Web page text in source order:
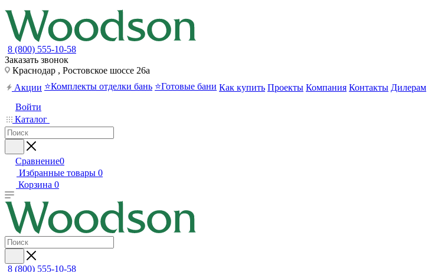
8 (800) 555-10-58
Заказать звонок
Краснодар , Ростовское шоссе 26а
Акции ⭐Комплекты отделки бань ⭐Готовые бани Как купить Проекты Компания Контакты Дилерам
Войти
Каталог
Сравнение0
Избранные товары 0
Корзина 0
8 (800) 555-10-58